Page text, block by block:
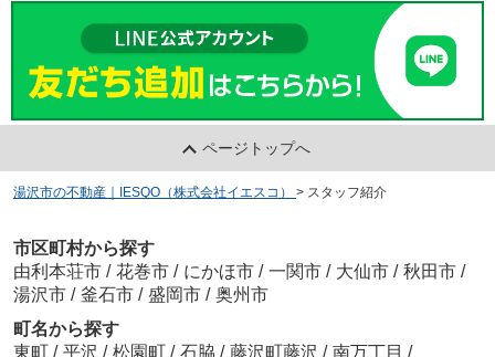
ページトップへ
湯沢市の不動産｜IESQO（株式会社イエスコ） > スタッフ紹介
市区町村から探す
由利本荘市 / 花巻市 / にかほ市 / 一関市 / 大仙市 / 秋田市 /
湯沢市 / 釜石市 / 盛岡市 / 奥州市
町名から探す
東町 / 平沢 / 松園町 / 石脇 / 藤沢町藤沢 / 南万丁目 /